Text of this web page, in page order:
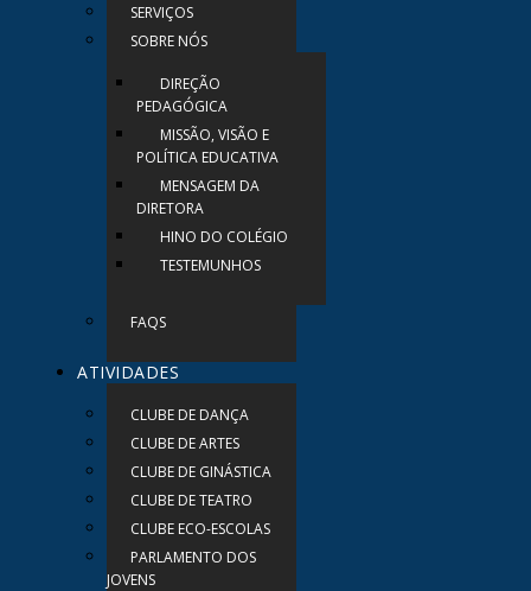
SERVIÇOS
SOBRE NÓS
DIREÇÃO
PEDAGÓGICA
MISSÃO, VISÃO E
POLÍTICA EDUCATIVA
MENSAGEM DA
DIRETORA
HINO DO COLÉGIO
TESTEMUNHOS
FAQS
ATIVIDADES
CLUBE DE DANÇA
CLUBE DE ARTES
CLUBE DE GINÁSTICA
CLUBE DE TEATRO
CLUBE ECO-ESCOLAS
PARLAMENTO DOS
JOVENS